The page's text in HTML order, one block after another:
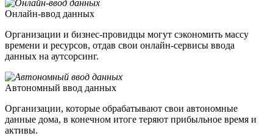
Онлайн-ввод данных
Организации и бизнес-провидцы могут сэкономить массу
времени и ресурсов, отдав свои онлайн-сервисы ввода
данных на аутсорсинг.
Автономный ввод данных
Организации, которые обрабатывают свои автономные
данные дома, в конечном итоге теряют прибыльное время и
активы.